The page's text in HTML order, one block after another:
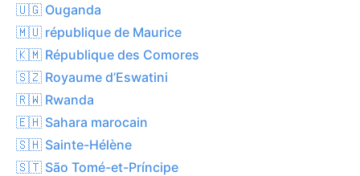
🇺🇬 Ouganda
🇲🇺 république de Maurice
🇰🇲 République des Comores
🇸🇿 Royaume d’Eswatini
🇷🇼 Rwanda
🇪🇭 Sahara marocain
🇸🇭 Sainte-Hélène
🇸🇹 São Tomé-et-Príncipe